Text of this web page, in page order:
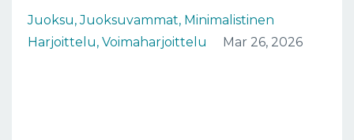
Juoksu Juoksuvammat Minimalistinen
Harjoittelu Voimaharjoittelu Mar 26, 2026